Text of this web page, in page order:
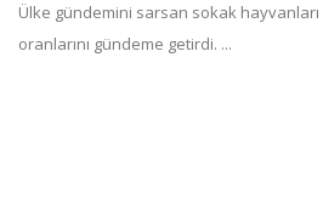
Ülke gündemini sarsan sokak hayvanları
oranlarını gündeme getirdi. ...